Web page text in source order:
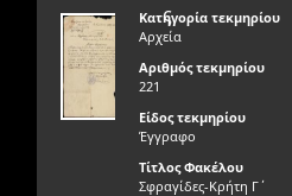
ς
Κατηγορία τεκμηρίου
Αρχεία
Αριθμός τεκμηρίου
221
Είδος τεκμηρίου
Έγγραφο
Τίτλος Φακέλου
Σφραγίδες-Κρήτη Γ΄